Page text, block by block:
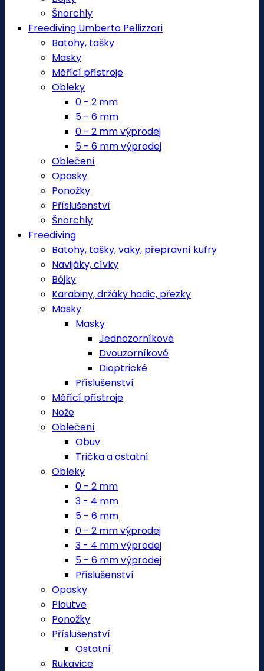
Šnorchly
Freediving Umberto Pellizzari
Batohy, tašky
Masky
Měřící přístroje
Obleky
0 - 2 mm
5 - 6 mm
0 - 2 mm výprodej
5 - 6 mm výprodej
Oblečení
Opasky
Ponožky
Příslušenství
Šnorchly
Freediving
Batohy, tašky, vaky, přepravní kufry
Navijáky, cívky
Bójky
Karabiny, držáky hadic, přezky
Masky
Masky
Jednozorníkové
Dvouzorníkové
Dioptrické
Příslušenství
Měřící přístroje
Nože
Oblečení
Obuv
Trička a ostatní
Obleky
0 - 2 mm
3 - 4 mm
5 - 6 mm
0 - 2 mm výprodej
3 - 4 mm výprodej
5 - 6 mm výprodej
Příslušenství
Opasky
Ploutve
Ponožky
Příslušenství
Ostatní
Rukavice